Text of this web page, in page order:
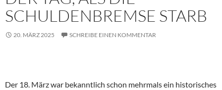
SCHULDENBREMSE STARB
20. MÄRZ 2025 SCHREIBE EINEN KOMMENTAR
Der 18. März war bekanntlich schon mehrmals ein historisches